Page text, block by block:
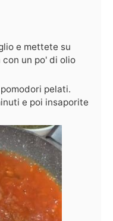
e mettete su
un po' di olio
pelati.
e poi insaporite